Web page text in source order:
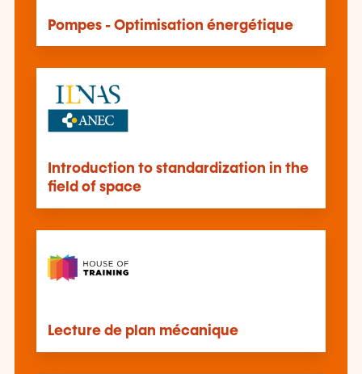
Pompes - Optimisation énergétique
Introduction to standardization in the
field of space
Lecture de plan mécanique